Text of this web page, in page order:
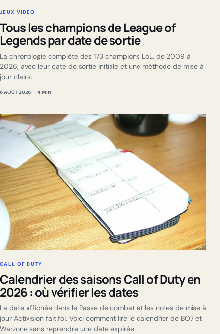
JEUX VIDÉO
Tous les champions de League of
Legends par date de sortie
La chronologie complète des 173 champions LoL, de 2009 à
2026, avec leur date de sortie initiale et une méthode de mise à
jour claire.
6 AOÛT 2026 4 MIN
CALL OF DUTY
Calendrier des saisons Call of Duty en
2026 : où vérifier les dates
La date affichée dans le Passe de combat et les notes de mise à
jour Activision fait foi. Voici comment lire le calendrier de BO7 et
Warzone sans reprendre une date expirée.